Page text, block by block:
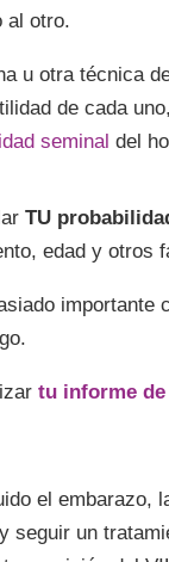
al otro.
u otra técnica
de cada
seminal del
TU
edad y otros
importante
tu informe
el embarazo,
seguir un